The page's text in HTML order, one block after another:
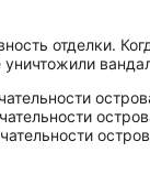
отделки.